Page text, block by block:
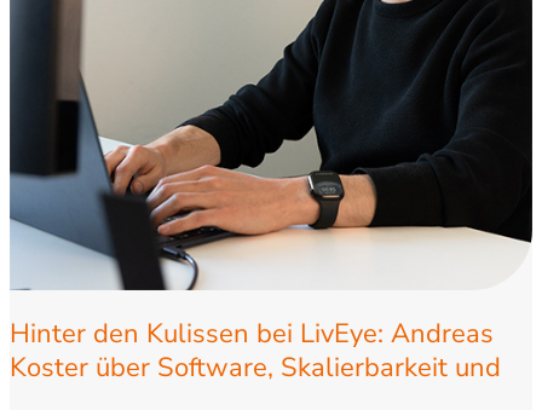
Hinter den Kulissen bei LivEye: Andreas
Koster über Software, Skalierbarkeit und